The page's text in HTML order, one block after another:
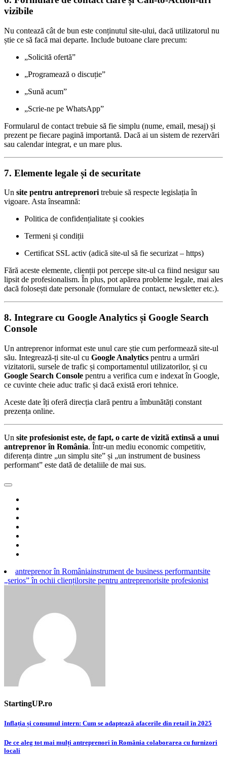
vizibile
Nu contează cât de bun este conținutul site-ului, dacă utilizatorul nu
știe ce să facă mai departe. Include butoane clare precum:
„Solicită ofertă”
„Programează o discuție”
„Sună acum”
„Scrie-ne pe WhatsApp”
Formularul de contact trebuie să fie simplu (nume, email, mesaj) și
prezent pe fiecare pagină importantă. Dacă ai un sistem de rezervări
sau calendar integrat, e un mare plus.
7. Elemente legale și de securitate
Un site pentru antreprenori trebuie să respecte legislația în
vigoare. Asta înseamnă:
Politica de confidențialitate și cookies
Termeni și condiții
Certificat SSL activ (adică site-ul să fie securizat – https)
Fără aceste elemente, clienții pot percepe site-ul ca fiind nesigur sau
lipsit de profesionalism. În plus, pot apărea probleme legale, mai ales
dacă folosești date personale (formulare de contact, newsletter etc.).
8. Integrare cu Google Analytics și Google Search
Console
Un antreprenor informat este unul care știe cum performează site-ul
său. Integrează-ți site-ul cu Google Analytics pentru a urmări
vizitatorii, sursele de trafic și comportamentul utilizatorilor, și cu
Google Search Console pentru a verifica cum e indexat în Google,
ce cuvinte cheie aduc trafic și dacă există erori tehnice.
Aceste date îți oferă direcția clară pentru a îmbunătăți constant
prezența online.
Un site profesionist este, de fapt, o carte de vizită extinsă a unui
antreprenor în România. Într-un mediu economic competitiv,
diferența dintre „un simplu site” și „un instrument de business
performant” este dată de detaliile de mai sus.
antreprenor în Româniainstrument de business performantsite
„serios” în ochii cliențilorsite pentru antreprenorisite profesionist
StartingUP.ro
Post
navigation
Inflația și consumul intern: Cum se adaptează afacerile din retail în 2025
De ce aleg tot mai mulți antreprenori în România colaborarea cu furnizori
locali